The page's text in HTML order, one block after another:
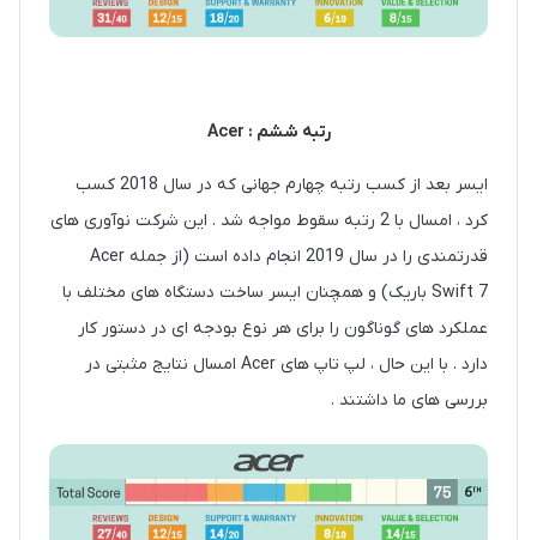
رتبه ششم : Acer
ایسر بعد از کسب رتبه چهارم جهانی که در سال 2018 کسب
کرد ، امسال با 2 رتبه سقوط مواجه شد . این شرکت نوآوری های
قدرتمندی را در سال 2019 انجام داده است (از جمله Acer
Swift 7 باریک) و همچنان ایسر ساخت دستگاه های مختلف با
عملکرد های گوناگون را برای هر نوع بودجه ای در دستور کار
دارد . با این حال ، لپ تاپ های Acer امسال نتایج مثبتی در
بررسی های ما داشتند .